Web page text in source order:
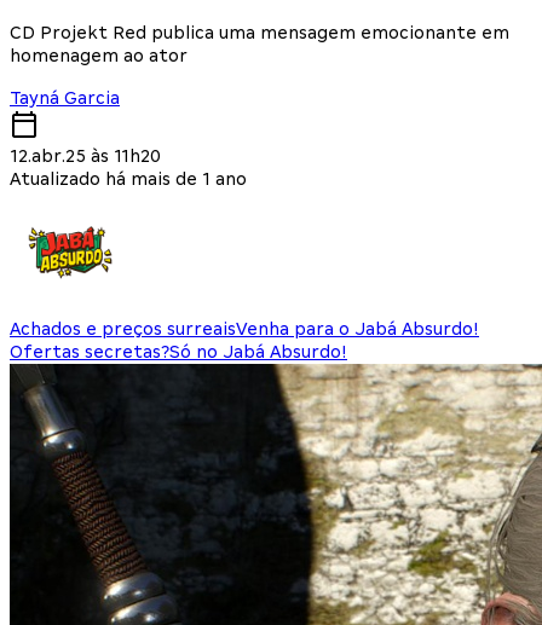
CD Projekt Red publica uma mensagem emocionante em
homenagem ao ator
Tayná Garcia
12.abr.25 às 11h20
Atualizado há mais de 1 ano
Achados e preços surreaisVenha para o Jabá Absurdo!
Ofertas secretas?Só no Jabá Absurdo!